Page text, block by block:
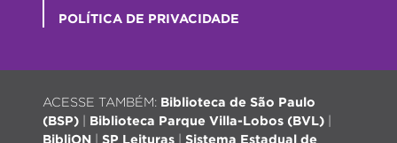
POLÍTICA DE PRIVACIDADE
ACESSE TAMBÉM: Biblioteca de São Paulo
(BSP)
Biblioteca Parque Villa-Lobos (BVL)
BibliON
SP Leituras
Sistema Estadual de